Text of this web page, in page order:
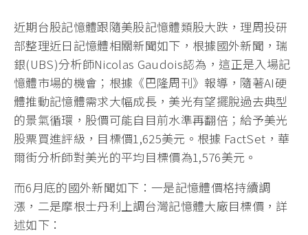
近期台股記憶體跟隨美股記憶體類股大跌，理周投研
部整理近日記憶體相關新聞如下，根據國外新聞，瑞
銀(UBS)分析師Nicolas Gaudois認為，這正是入場記
憶體市場的機會；根據《巴隆周刊》報導，隨著AI硬
體推動記憶體需求大幅成長，美光有望擺脫過去典型
的景氣循環，股價可能自目前水準再翻倍；給予美光
股票買進評級，目標價1,625美元。根據 FactSet，華
爾街分析師對美光的平均目標價為1,576美元。
而6月底的國外新聞如下：一是記憶體價格持續調
漲，二是摩根士丹利上調台灣記憶體大廠目標價，詳
述如下：